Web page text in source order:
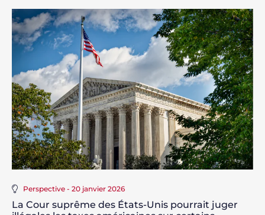
Perspective - 20 janvier 2026
La Cour suprême des États-Unis pourrait juger